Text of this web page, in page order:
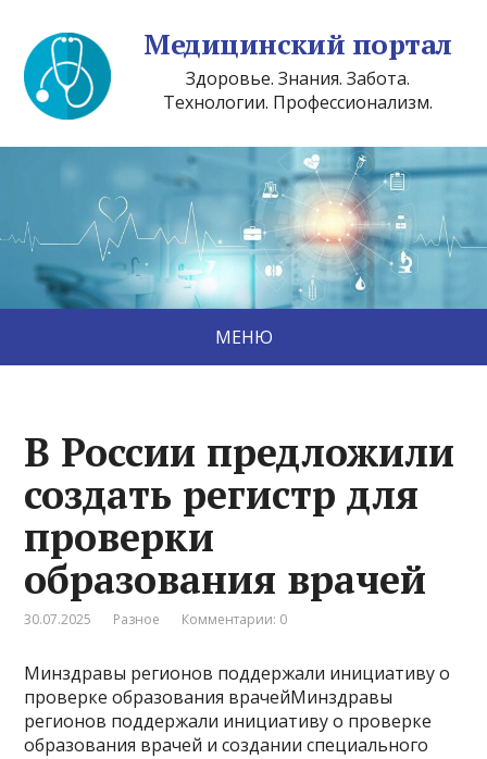
Медицинский портал
Здоровье. Знания. Забота.
Технологии. Профессионализм.
МЕНЮ
В России предложили
создать регистр для
проверки
образования врачей
30.07.2025 Разное Комментарии: 0
Минздравы регионов поддержали инициативу о
проверке образования врачейМинздравы
регионов поддержали инициативу о проверке
образования врачей и создании специального